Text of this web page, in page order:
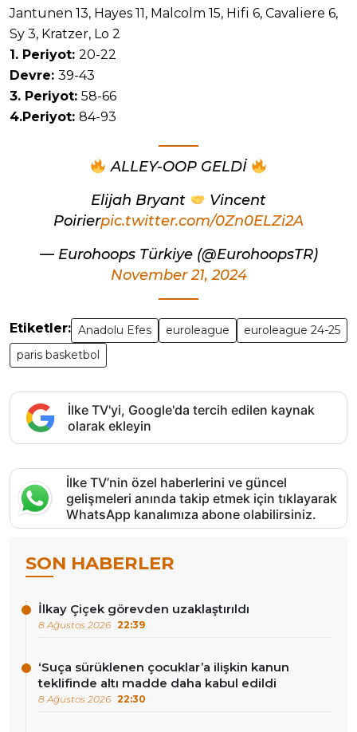
Jantunen 13, Hayes 11, Malcolm 15, Hifi 6, Cavaliere 6,
Sy 3, Kratzer, Lo 2
1. Periyot: 20-22
Devre: 39-43
3. Periyot: 58-66
4.Periyot: 84-93
ALLEY-OOP GELDİ
Elijah Bryant
Vincent
Poirierpic.twitter.com/0Zn0ELZi2A
— Eurohoops Türkiye (@EurohoopsTR)
November 21, 2024
Etiketler: Anadolu Efes euroleague
euroleague 24-25
paris basketbol
İlke TV'yi, Google'da tercih edilen kaynak
olarak ekleyin
İlke TV’nin özel haberlerini ve güncel
gelişmeleri anında takip etmek için tıklayarak
WhatsApp kanalımıza abone olabilirsiniz.
SON HABERLER
İlkay Çiçek görevden uzaklaştırıldı
8 Ağustos 2026 22:39
‘Suça sürüklenen çocuklar’a ilişkin kanun
teklifinde altı madde daha kabul edildi
8 Ağustos 2026 22:30